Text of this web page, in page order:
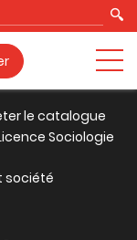
le catalogue
Sociologie
société